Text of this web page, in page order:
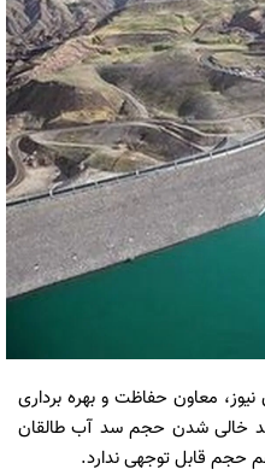
معاون حفاظت و بهره برداری
خالی شدن حجم سد آب طالقان
حجم قابل توجهی ندارد.